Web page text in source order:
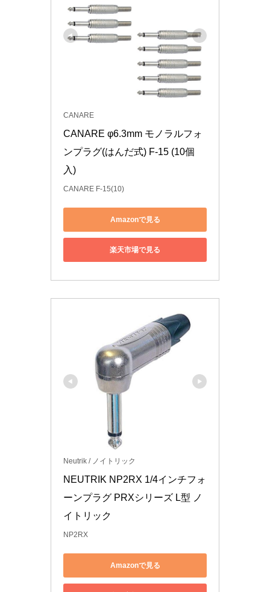
CANARE
CANARE φ6.3mm モノラルフォ
ンプラグ(はんだ式) F-15 (10個
入)
CANARE F-15(10)
Amazonで見る
楽天市場で見る
Neutrik / ノイトリック
NEUTRIK NP2RX 1/4インチフォ
ーンプラグ PRXシリーズ L型 ノ
イトリック
NP2RX
Amazonで見る